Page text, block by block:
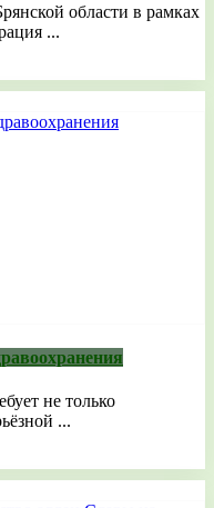
области в рамках
...
не только
...